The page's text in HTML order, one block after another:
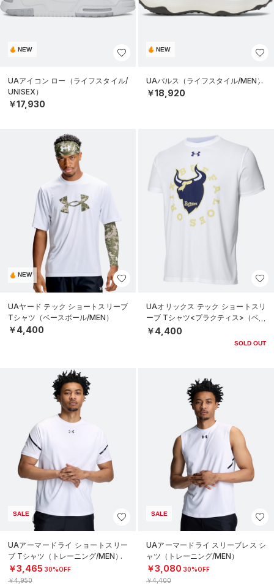
NEW
UAアイコン ロー（ライフスタイル/
UNISEX）
￥17,930
NEW
UAパルス（ライフスタイル/MEN）
￥18,920
NEW
UAヤード テック ショートスリーブ
Tシャツ（ベースボール/MEN）
￥4,400
UAオリックス テック ショートスリ
ーブ Tシャツ<プラクティス>（ベー
スボール/UNISEX）
￥4,400
SOLD OUT
SALE
UAアーマードライ ショートスリー
ブ Tシャツ（トレーニング/MEN）
￥3,465 30%OFF
￥4,950
SALE
UAアーマードライ スリーブレス シ
ャツ（トレーニング/MEN）
￥3,080 30%OFF
￥4,400